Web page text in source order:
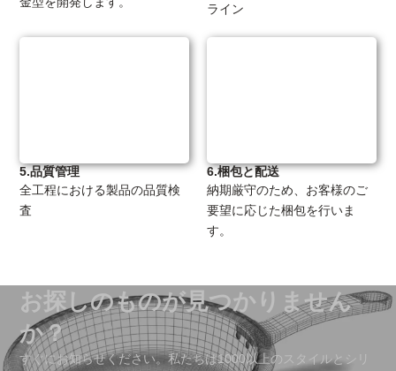
ライン
5.品質管理
全工程における製品の品質検
査
6.梱包と配送
納期厳守のため、お客様のご
要望に応じた梱包を行いま
す。
お探しのものが見つかりません
か？
すぐにお知らせください。私たちは1000以上のスタイルとシリ